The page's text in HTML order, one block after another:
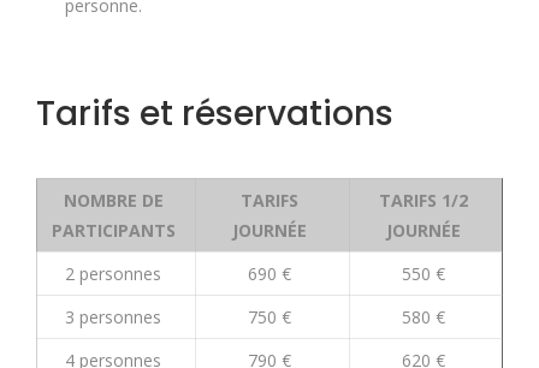
personne.
Tarifs et réservations
NOMBRE DE
PARTICIPANTS
TARIFS
JOURNÉE
TARIFS 1/2
JOURNÉE
2 personnes
690 €
550 €
3 personnes
750 €
580 €
4 personnes
790 €
620 €